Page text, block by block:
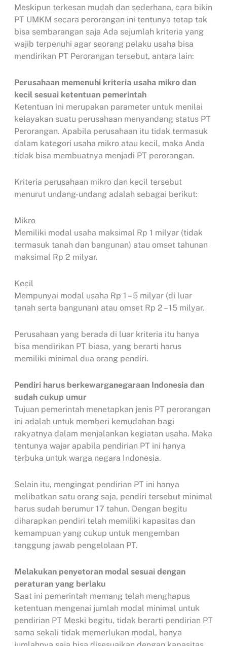
Meskipun terkesan mudah dan sederhana, cara bikin
PT UMKM secara perorangan ini tentunya tetap tak
bisa sembarangan saja Ada sejumlah kriteria yang
wajib terpenuhi agar seorang pelaku usaha bisa
mendirikan PT Perorangan tersebut, antara lain:
Perusahaan memenuhi kriteria usaha mikro dan
kecil sesuai ketentuan pemerintah
Ketentuan ini merupakan parameter untuk menilai
kelayakan suatu perusahaan menyandang status PT
Perorangan. Apabila perusahaan itu tidak termasuk
dalam kategori usaha mikro atau kecil, maka Anda
tidak bisa membuatnya menjadi PT perorangan.
Kriteria perusahaan mikro dan kecil tersebut
menurut undang-undang adalah sebagai berikut:
Mikro
Memiliki modal usaha maksimal Rp 1 milyar (tidak
termasuk tanah dan bangunan) atau omset tahunan
maksimal Rp 2 milyar.
Kecil
Mempunyai modal usaha Rp 1 – 5 milyar (di luar
tanah serta bangunan) atau omset Rp 2 – 15 milyar.
Perusahaan yang berada di luar kriteria itu hanya
bisa mendirikan PT biasa, yang berarti harus
memiliki minimal dua orang pendiri.
Pendiri harus berkewarganegaraan Indonesia dan
sudah cukup umur
Tujuan pemerintah menetapkan jenis PT perorangan
ini adalah untuk memberi kemudahan bagi
rakyatnya dalam menjalankan kegiatan usaha. Maka
tentunya wajar apabila pendirian PT ini hanya
terbuka untuk warga negara Indonesia.
Selain itu, mengingat pendirian PT ini hanya
melibatkan satu orang saja, pendiri tersebut minimal
harus sudah berumur 17 tahun. Dengan begitu
diharapkan pendiri telah memiliki kapasitas dan
kemampuan yang cukup untuk mengemban
tanggung jawab pengelolaan PT.
Melakukan penyetoran modal sesuai dengan
peraturan yang berlaku
Saat ini pemerintah memang telah menghapus
ketentuan mengenai jumlah modal minimal untuk
pendirian PT Meski begitu, tidak berarti pendirian PT
sama sekali tidak memerlukan modal, hanya